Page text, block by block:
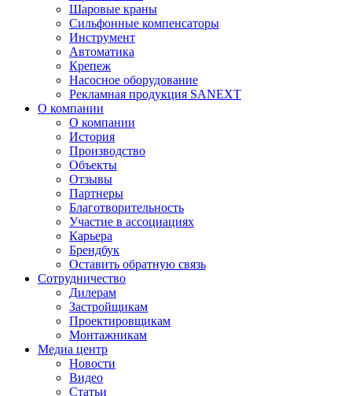
Шаровые краны
Сильфонные компенсаторы
Инструмент
Автоматика
Крепеж
Насосное оборудование
Рекламная продукция SANEXT
О компании
О компании
История
Производство
Объекты
Отзывы
Партнеры
Благотворительность
Участие в ассоциациях
Карьера
Брендбук
Оставить обратную связь
Сотрудничество
Дилерам
Застройщикам
Проектировщикам
Монтажникам
Медиа центр
Новости
Видео
Статьи